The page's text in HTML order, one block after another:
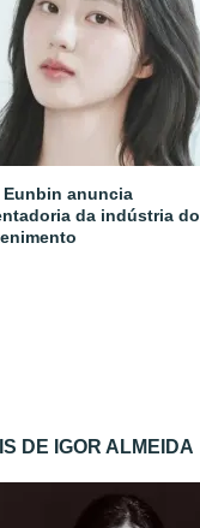
Eunbin anuncia
da indústria do
DE IGOR ALMEIDA